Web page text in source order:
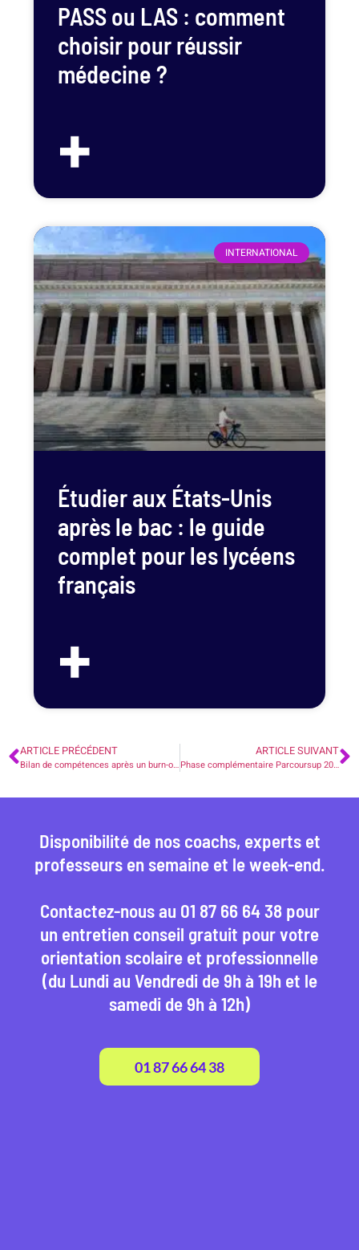
PASS ou LAS : comment
choisir pour réussir
médecine ?
+
INTERNATIONAL
Étudier aux États-Unis
après le bac : le guide
complet pour les lycéens
français
+
ARTICLE PRÉCÉDENT
Bilan de compétences après un burn-out : comment rebondir et retrouver du sens
ARTICLE SUIVANT
Phase complémentaire Parcoursup 2026 : 7 étapes incontournables pour décrocher votre formation
Disponibilité de nos coachs, experts et
professeurs en semaine et le week-end.
Contactez-nous au 01 87 66 64 38 pour
un entretien conseil gratuit pour votre
orientation scolaire et professionnelle
(du Lundi au Vendredi de 9h à 19h et le
samedi de 9h à 12h)
01 87 66 64 38